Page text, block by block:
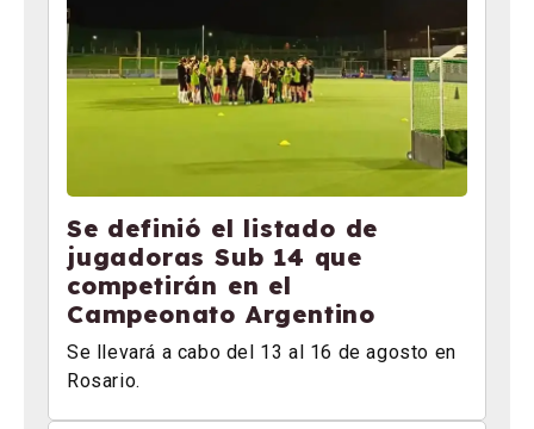
Se definió el listado de
jugadoras Sub 14 que
competirán en el
Campeonato Argentino
Se llevará a cabo del 13 al 16 de agosto en
Rosario.